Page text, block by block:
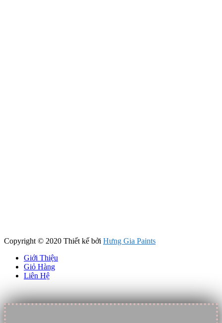
Copyright © 2020 Thiết kế bởi Hưng Gia Paints
Giới Thiệu
Giỏ Hàng
Liên Hệ